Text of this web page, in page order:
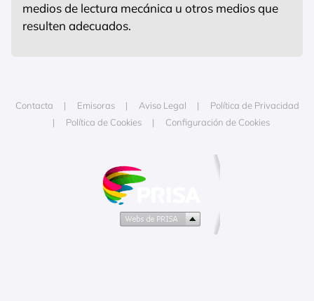
medios de lectura mecánica u otros medios que
resulten adecuados.
Contacta Emisoras Aviso Legal
Política de Privacidad
Política de Cookies
Configuración de Cookies